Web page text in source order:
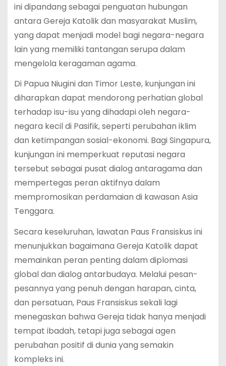
ini dipandang sebagai penguatan hubungan
antara Gereja Katolik dan masyarakat Muslim,
yang dapat menjadi model bagi negara-negara
lain yang memiliki tantangan serupa dalam
mengelola keragaman agama.
Di Papua Niugini dan Timor Leste, kunjungan ini
diharapkan dapat mendorong perhatian global
terhadap isu-isu yang dihadapi oleh negara-
negara kecil di Pasifik, seperti perubahan iklim
dan ketimpangan sosial-ekonomi. Bagi Singapura,
kunjungan ini memperkuat reputasi negara
tersebut sebagai pusat dialog antaragama dan
mempertegas peran aktifnya dalam
mempromosikan perdamaian di kawasan Asia
Tenggara.
Secara keseluruhan, lawatan Paus Fransiskus ini
menunjukkan bagaimana Gereja Katolik dapat
memainkan peran penting dalam diplomasi
global dan dialog antarbudaya. Melalui pesan-
pesannya yang penuh dengan harapan, cinta,
dan persatuan, Paus Fransiskus sekali lagi
menegaskan bahwa Gereja tidak hanya menjadi
tempat ibadah, tetapi juga sebagai agen
perubahan positif di dunia yang semakin
kompleks ini.